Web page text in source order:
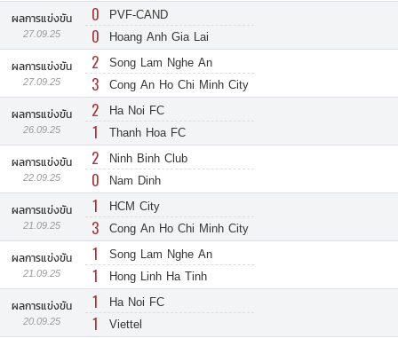
ผลการแข่งขัน
27.09.25
0 PVF-CAND
0 Hoang Anh Gia Lai
ผลการแข่งขัน
27.09.25
2 Song Lam Nghe An
3 Cong An Ho Chi Minh City
ผลการแข่งขัน
26.09.25
2 Ha Noi FC
1 Thanh Hoa FC
ผลการแข่งขัน
22.09.25
2 Ninh Binh Club
0 Nam Dinh
ผลการแข่งขัน
21.09.25
1 HCM City
3 Cong An Ho Chi Minh City
ผลการแข่งขัน
21.09.25
1 Song Lam Nghe An
1 Hong Linh Ha Tinh
ผลการแข่งขัน
20.09.25
1 Ha Noi FC
1 Viettel